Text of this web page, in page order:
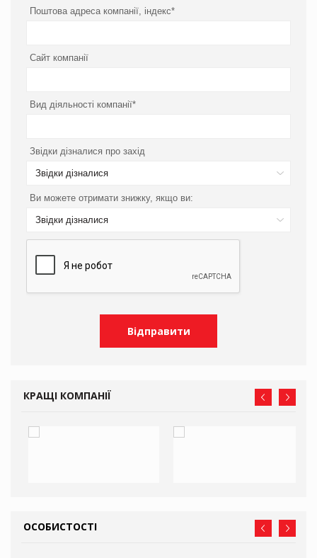
Поштова адреса компанії, індекс*
Сайт компанії
Вид діяльності компанії*
Звідки дізналися про захід
Звідки дізналися
Ви можете отримати знижку, якщо ви:
Звідки дізналися
КРАЩІ КОМПАНІЇ
ОСОБИСТОСТІ